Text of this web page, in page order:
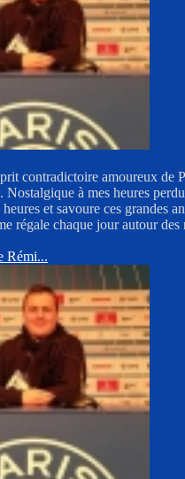
contradictoire amoureux de
Nostalgique à mes heures
et savoure ces grandes
régale chaque jour autour des
Rémi...